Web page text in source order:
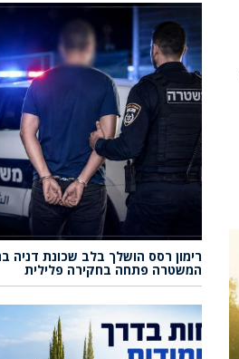
רימון רסס הושלך בלב שכונת דניה
המשטרה פתחה בחקירה פלילית